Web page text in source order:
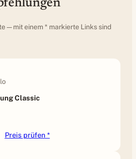
— mit einem * markierte Links sind
Classic
Preis prüfen *